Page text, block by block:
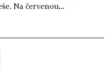
Na červenou...